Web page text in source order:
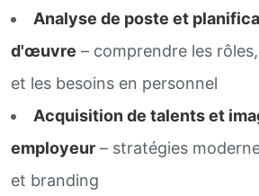
Analyse de poste et
d'œuvre – comprendre les
et les besoins en personnel
Acquisition de talents et
employeur – stratégies
et branding